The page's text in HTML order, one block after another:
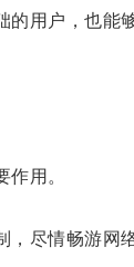
用户，也能够
用。
尽情畅游网络